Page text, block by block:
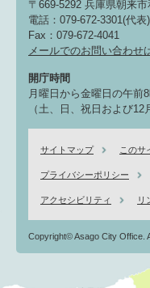
〒669-5292 兵庫県朝来
電話：079-672-3301(代
Fax：079-672-4041
メールでのお問い合わせ
開庁時間
月曜日から金曜日の午前
（土、日、祝日および12
サイトマップ このサ
プライバシーポリシー
アクセシビリティ リ
Copyright© Asago City Office.